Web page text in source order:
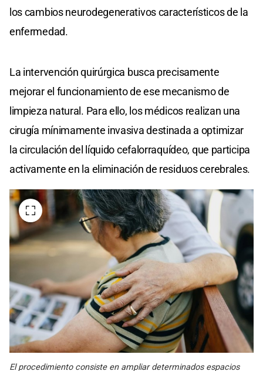
los cambios neurodegenerativos característicos de la
enfermedad.
La intervención quirúrgica busca precisamente
mejorar el funcionamiento de ese mecanismo de
limpieza natural. Para ello, los médicos realizan una
cirugía mínimamente invasiva destinada a optimizar
la circulación del líquido cefalorraquídeo, que participa
activamente en la eliminación de residuos cerebrales.
El procedimiento consiste en ampliar determinados espacios